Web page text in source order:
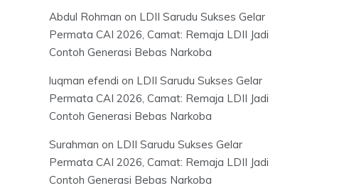
Abdul Rohman on LDII Sarudu Sukses Gelar
Permata CAI 2026, Camat: Remaja LDII Jadi
Contoh Generasi Bebas Narkoba
luqman efendi on LDII Sarudu Sukses Gelar
Permata CAI 2026, Camat: Remaja LDII Jadi
Contoh Generasi Bebas Narkoba
Surahman on LDII Sarudu Sukses Gelar
Permata CAI 2026, Camat: Remaja LDII Jadi
Contoh Generasi Bebas Narkoba